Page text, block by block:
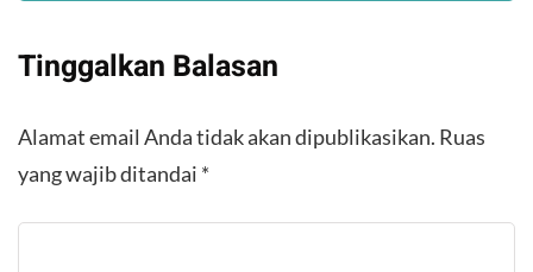
Tinggalkan Balasan
Alamat email Anda tidak akan dipublikasikan. Ruas
yang wajib ditandai *